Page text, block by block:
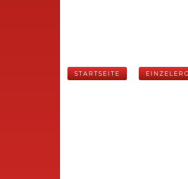
STARTSEITE